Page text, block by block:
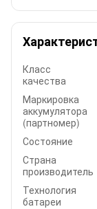
Класс
качества
Маркировка
аккумулятора
(партномер)
Состояние
Страна
производитель
Технология
батареи